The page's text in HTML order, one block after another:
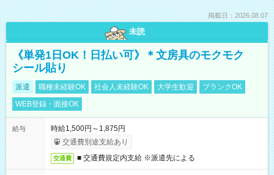
掲載日：2026.08.07
未読
《単発1日OK！日払い可》＊文房具のモクモク
シール貼り
派遣 職種未経験OK 社会人未経験OK 大学生歓迎
ブランクOK
WEB登録・面接OK
給与
時給1,500円～1,875円
交通費別途支給あり
交通費 ■ 交通費規定内支給 ※派遣先による